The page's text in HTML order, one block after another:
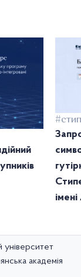
університет
академія